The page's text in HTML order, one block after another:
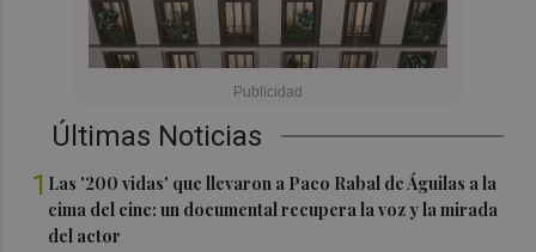
Últimas Noticias
1 Las '200 vidas' que llevaron a Paco Rabal de Águilas a la
cima del cine: un documental recupera la voz y la mirada
del actor